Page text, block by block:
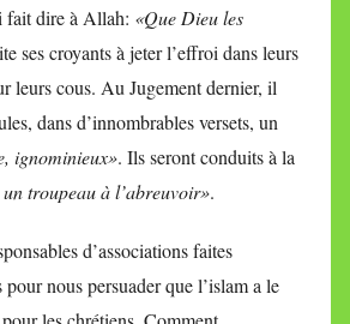
fait dire à Allah: «Que Dieu les
ses croyants à jeter l’effroi dans leurs
leurs cous. Au Jugement dernier, il
dans d’innombrables versets, un
ignominieux». Ils seront conduits à la
troupeau à l’abreuvoir».
d’associations faites
nous persuader que l’islam a le